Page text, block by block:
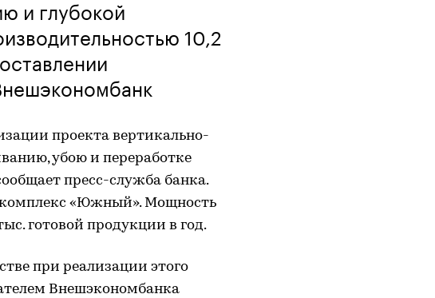
и глубокой
10,2
проекта вертикально-
убою и переработке
пресс-служба банка.
«Южный». Мощность
готовой продукции в год.
при реализации этого
Внешэкономбанка